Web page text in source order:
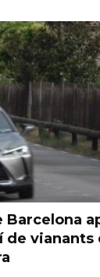
de vianants